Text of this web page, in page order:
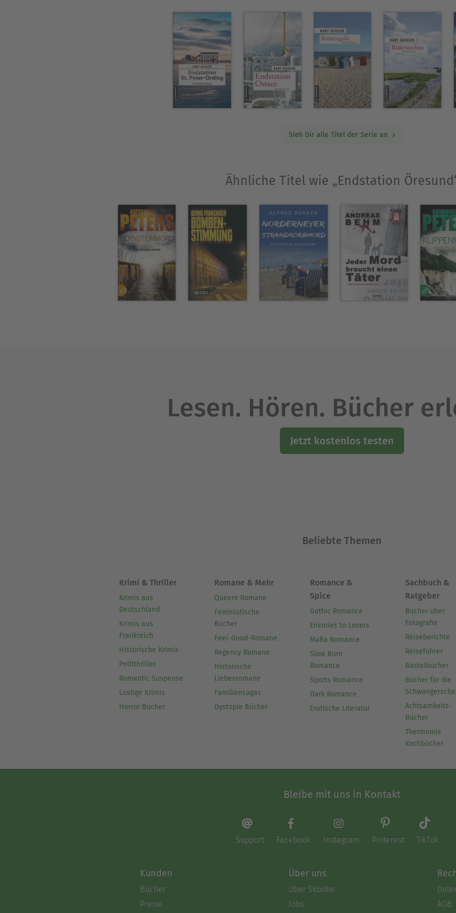
Sieh Dir alle Titel der Serie an
Ähnliche Titel wie „Endstation
Lesen. Hören. Bücher
Jetzt kostenlos testen
Beliebte Themen
Krimi & Thriller
Krimis aus
Deutschland
Krimis aus
Frankreich
Historische Krimis
Politthriller
Romantic Suspense
Lustige Krimis
Horror Bücher
Romane & Mehr
Queere Romane
Feministische
Bücher
Feel-Good-Romane
Regency Romane
Historische
Liebesromane
Familiensagas
Dystopie Bücher
Romance &
Spice
Gothic Romance
Enemies to Lovers
Mafia Romance
Slow Burn
Romance
Sports Romance
Dark Romance
Erotische Literatur
Sachbuch &
Ratgeber
Bücher über
Fotografie
Reiseberichte
Reiseführer
Bastelbücher
Bücher für die
Achtsamkeits-
Bücher
Thermomix
Kochbücher
Bleibe mit uns in Kontakt
Support Facebook Instagram Pinterest TikTok
Kunden
Bücher
Preise
Über uns
Über Skoobe
Jobs
AGB